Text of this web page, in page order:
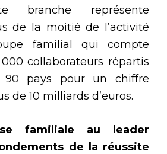
branche représente
de la moitié de l’activité
familial qui compte
collaborateurs répartis
pays pour un chiffre
de 10 milliards d’euros.
familiale au leader
de la réussite